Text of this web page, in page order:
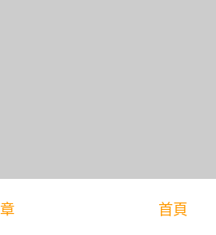
首頁